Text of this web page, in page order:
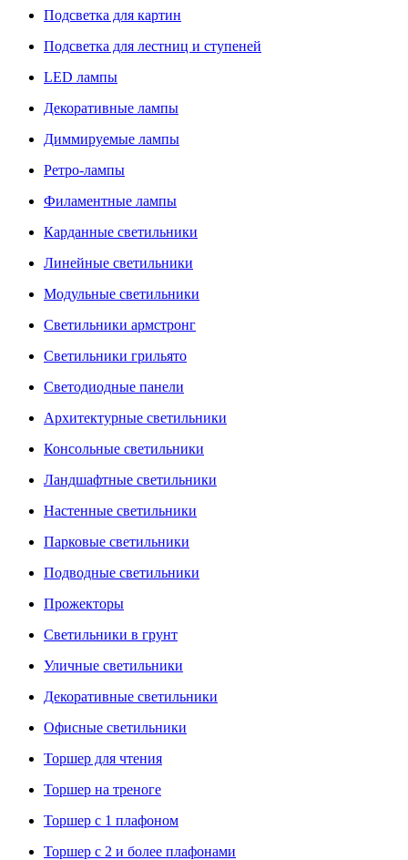
Подсветка для картин
Подсветка для лестниц и ступеней
LED лампы
Декоративные лампы
Диммируемые лампы
Ретро-лампы
Филаментные лампы
Карданные светильники
Линейные светильники
Модульные светильники
Светильники армстронг
Светильники грильято
Светодиодные панели
Архитектурные светильники
Консольные светильники
Ландшафтные светильники
Настенные светильники
Парковые светильники
Подводные светильники
Прожекторы
Светильники в грунт
Уличные светильники
Декоративные светильники
Офисные светильники
Торшер для чтения
Торшер на треноге
Торшер с 1 плафоном
Торшер с 2 и более плафонами